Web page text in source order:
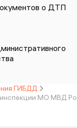
о ДТП
ГИБДД